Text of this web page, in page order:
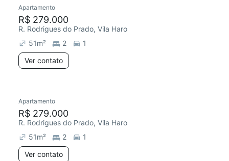
Chegou este mês
Apartamento
R$ 279.000
R. Rodrigues do Prado, Vila Haro
51m² 2
1
Ver contato
Chegou este mês
Apartamento
R$ 279.000
R. Rodrigues do Prado, Vila Haro
51m² 2
1
Ver contato